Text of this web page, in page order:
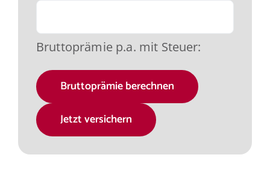
Bruttoprämie p.a. mit Steuer:
Bruttoprämie berechnen
Jetzt versichern